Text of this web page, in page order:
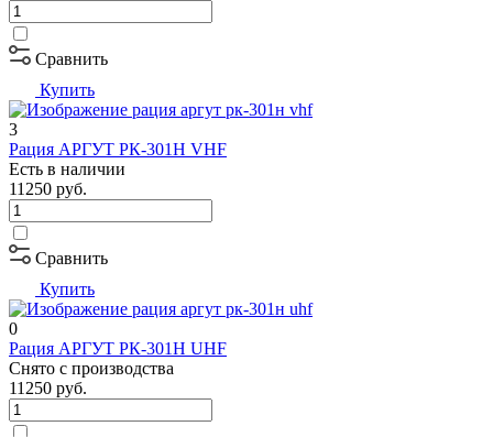
Сравнить
Купить
3
Рация АРГУТ РК-301Н VHF
Есть в наличии
11250 руб.
Сравнить
Купить
0
Рация АРГУТ РК-301Н UHF
Снято с производства
11250 руб.